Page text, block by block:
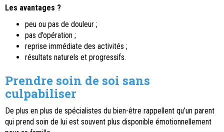
Les avantages ?
peu ou pas de douleur ;
pas d’opération ;
reprise immédiate des activités ;
résultats naturels et progressifs.
Prendre soin de soi sans
culpabiliser
De plus en plus de spécialistes du bien-être rappellent qu’un parent
qui prend soin de lui est souvent plus disponible émotionnellement